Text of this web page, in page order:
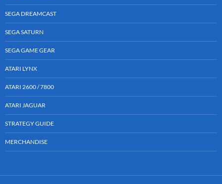
SEGA DREAMCAST
SEGA SATURN
SEGA GAME GEAR
ATARI LYNX
ATARI 2600 / 7800
ATARI JAGUAR
STRATEGY GUIDE
MERCHANDISE